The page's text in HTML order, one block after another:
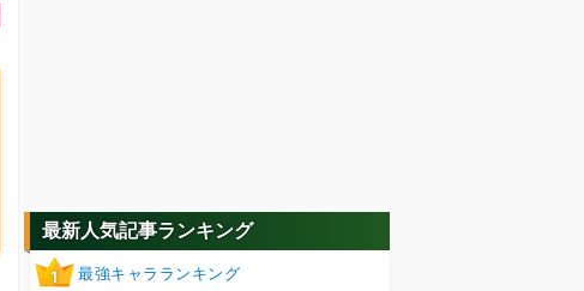
最新人気記事ランキング
1 最強キャラランキング